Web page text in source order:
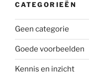
CATEGORIEËN
Geen categorie
Goede voorbeelden
Kennis en inzicht